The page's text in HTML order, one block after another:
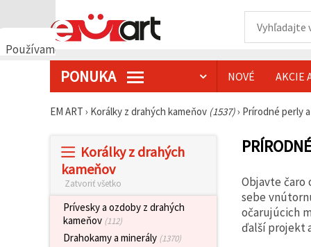
Používame
PONUKA NOVÉ AKCIE
EM ART › Korálky z drahých kameňov (1537)› Prírodné perly
Korálky z drahých
kameňov
Zatvoriť všetko
Prívesky a ozdoby z drahých
kameňov (112)
Drahokamy a minerály (1370)
Objavte
sebe
očarujúcich
ďalší projekt